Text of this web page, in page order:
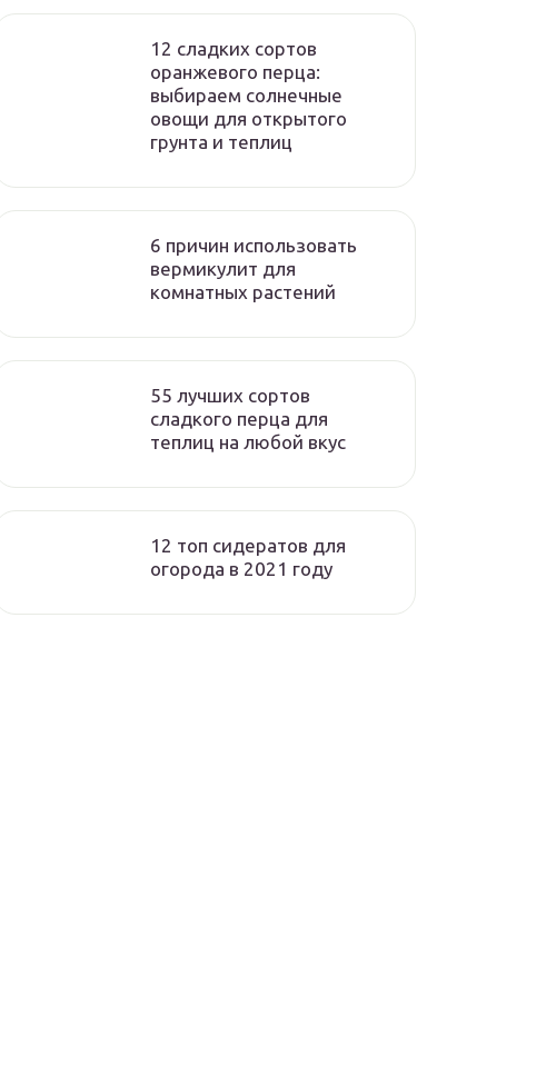
12 сладких сортов
оранжевого перца:
выбираем солнечные
овощи для открытого
грунта и теплиц
6 причин использовать
вермикулит для
комнатных растений
55 лучших сортов
сладкого перца для
теплиц на любой вкус
12 топ сидератов для
огорода в 2021 году